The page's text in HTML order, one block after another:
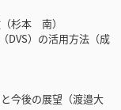
杉本 南）
DVS）の活用方法（成
今後の展望（渡邉大